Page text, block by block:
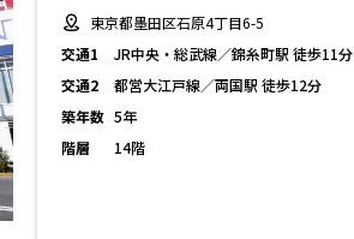
東京都墨田区石原4丁目6-5
交通1
JR中央・総武線／錦糸町駅 徒歩11分
交通2
都営大江戸線／両国駅 徒歩12分
築年数 5年
階層
14階